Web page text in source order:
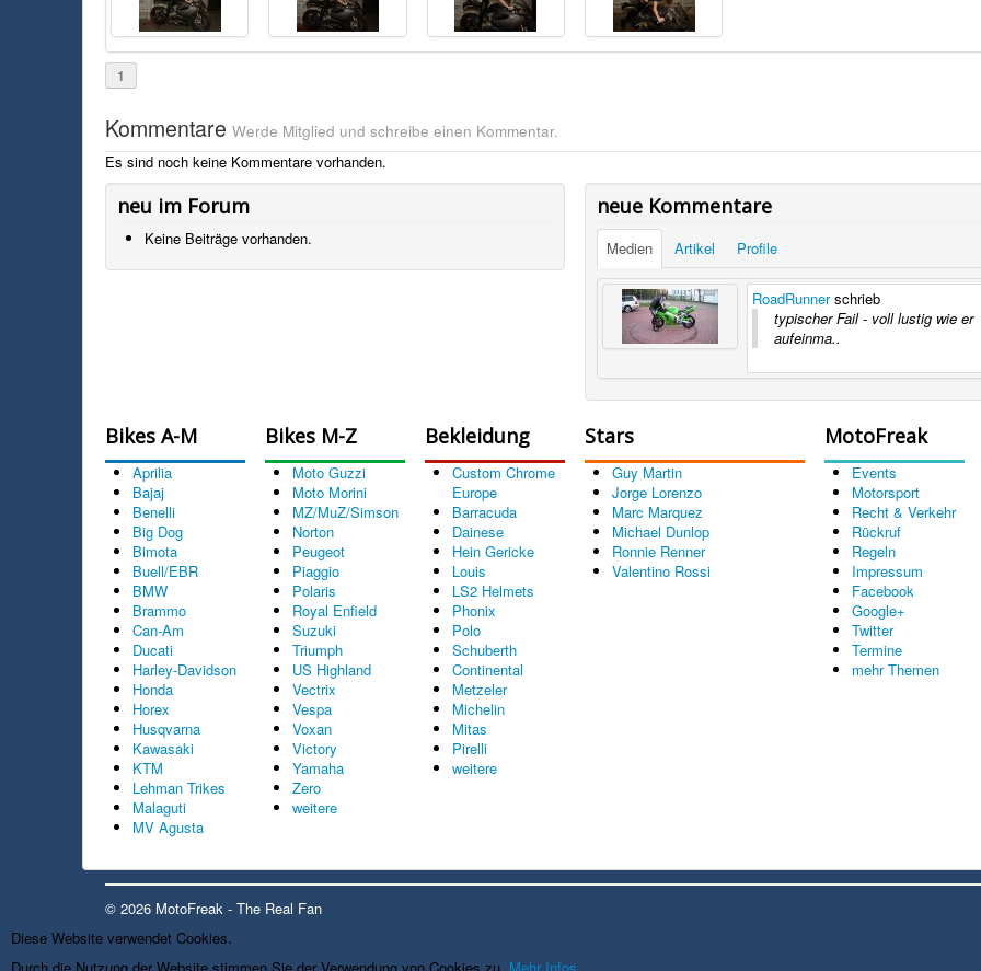
1
Kommentare Werde Mitglied und schreibe einen Kommentar.
Es sind noch keine Kommentare vorhanden.
neu im Forum
Keine Beiträge vorhanden.
neue Kommentare
Medien Artikel Profile
RoadRunnerschrieb
typischer Fail - voll lustig wie er
aufeinma..
Bikes A-M
Aprilia
Bajaj
Benelli
Big Dog
Bimota
Buell/EBR
BMW
Brammo
Can-Am
Ducati
Harley-Davidson
Honda
Horex
Husqvarna
Kawasaki
KTM
Lehman Trikes
Malaguti
MV Agusta
Bikes M-Z
Moto Guzzi
Moto Morini
MZ/MuZ/Simson
Norton
Peugeot
Piaggio
Polaris
Royal Enfield
Suzuki
Triumph
US Highland
Vectrix
Vespa
Voxan
Victory
Yamaha
Zero
weitere
Bekleidung
Custom Chrome
Europe
Barracuda
Dainese
Hein Gericke
Louis
LS2 Helmets
Phonix
Polo
Schuberth
Continental
Metzeler
Michelin
Mitas
Pirelli
weitere
Stars
Guy Martin
Jorge Lorenzo
Marc Marquez
Michael Dunlop
Ronnie Renner
Valentino Rossi
MotoFreak
Events
Motorsport
Recht & Verkehr
Rückruf
Regeln
Impressum
Facebook
Google+
Twitter
Termine
mehr Themen
© 2026 MotoFreak - The Real Fan
Diese Website verwendet Cookies.